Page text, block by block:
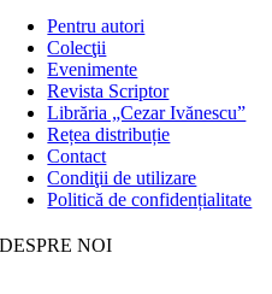
Pentru autori
Colecţii
Evenimente
Revista Scriptor
Librăria „Cezar Ivănescu”
Rețea distribuție
Contact
Condiţii de utilizare
Politică de confidențialitate
DESPRE NOI